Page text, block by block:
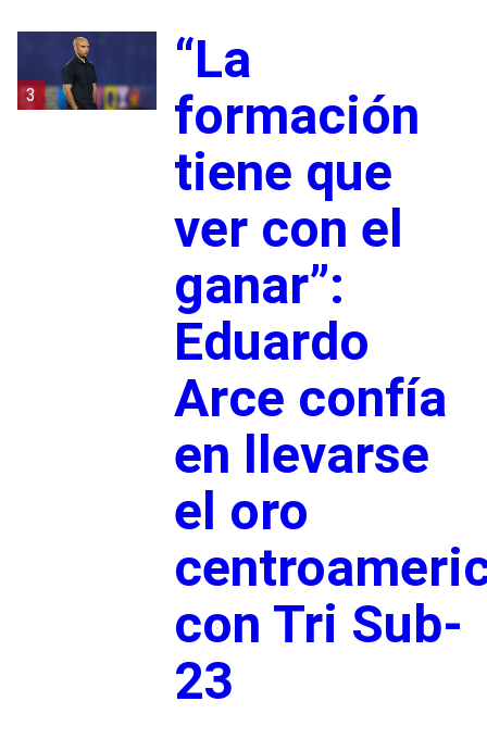
3
“La
formación
tiene que
ver con el
ganar”:
Eduardo
Arce confía
en llevarse
el oro
con Tri Sub-
23